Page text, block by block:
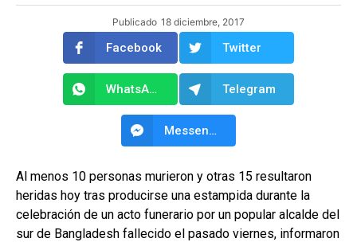
Publicado 18 diciembre, 2017
Facebook Twitter
WhatsApp Telegram
Messenger
Al menos 10 personas murieron y otras 15 resultaron
heridas hoy tras producirse una estampida durante la
celebración de un acto funerario por un popular alcalde del
sur de Bangladesh fallecido el pasado viernes, informaron